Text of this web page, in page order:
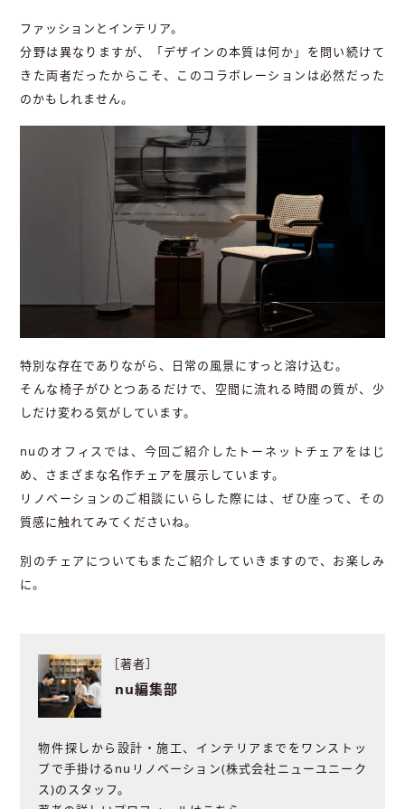
ファッションとインテリア。
分野は異なりますが、「デザインの本質は何か」を問い続けて
きた両者だったからこそ、このコラボレーションは必然だった
のかもしれません。
特別な存在でありながら、日常の風景にすっと溶け込む。
そんな椅子がひとつあるだけで、空間に流れる時間の質が、少
しだけ変わる気がしています。
nuのオフィスでは、今回ご紹介したトーネットチェアをはじ
め、さまざまな名作チェアを展示しています。
リノベーションのご相談にいらした際には、ぜひ座って、その
質感に触れてみてくださいね。
別のチェアについてもまたご紹介していきますので、お楽しみ
に。
［著者］
nu編集部
物件探しから設計・施工、インテリアまでをワンストッ
プで手掛けるnuリノベーション(株式会社ニューユニーク
ス)のスタッフ。